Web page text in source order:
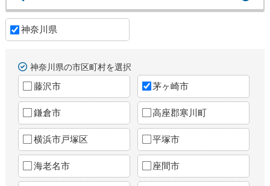
神奈川県
神奈川県の市区町村を選択
藤沢市 茅ヶ崎市
鎌倉市 高座郡寒川町
横浜市戸塚区 平塚市
海老名市 座間市